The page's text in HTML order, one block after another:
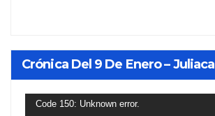
Crónica Del 9 De Enero – Juliaca
Reproductor
Code 150: Unknown error.